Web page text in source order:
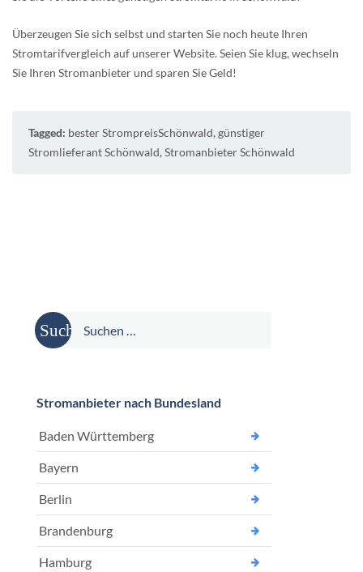
Überzeugen Sie sich selbst und starten Sie noch heute Ihren
Stromtarifvergleich auf unserer Website. Seien Sie klug, wechseln
Sie Ihren Stromanbieter und sparen Sie Geld!
Tagged: bester StrompreisSchönwald, günstiger
Stromlieferant Schönwald, Stromanbieter Schönwald
Suche
nach:
Stromanbieter nach Bundesland
Baden Württemberg
Bayern
Berlin
Brandenburg
Hamburg